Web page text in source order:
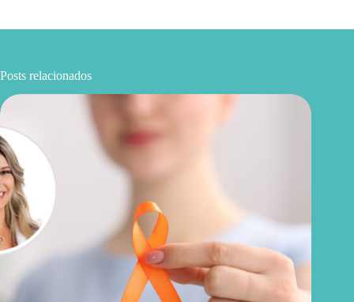
Posts relacionados